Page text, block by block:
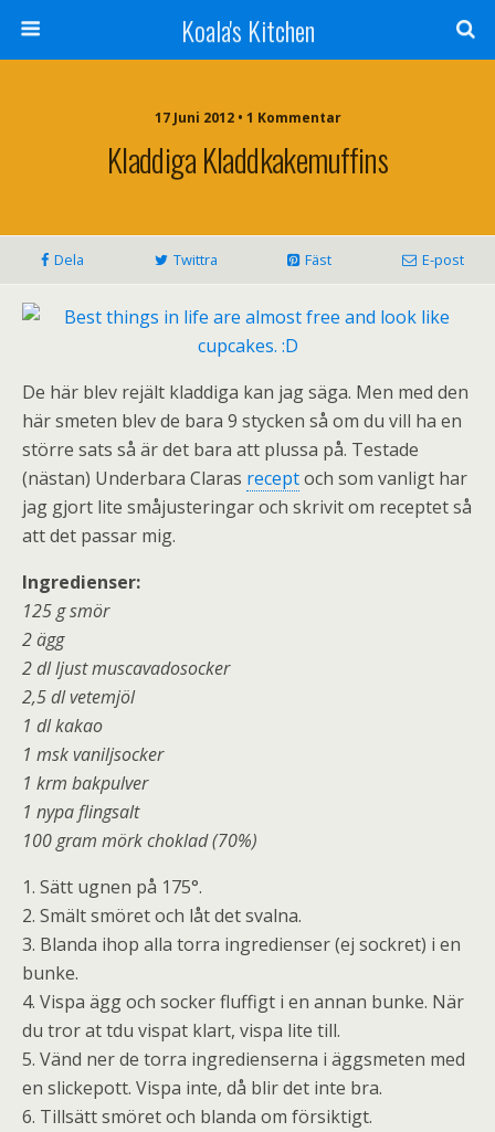
Koala's Kitchen
17 Juni 2012 • 1 Kommentar
Kladdiga Kladdkakemuffins
Dela Twittra Fäst E-post
De här blev rejält kladdiga kan jag säga. Men med den
här smeten blev de bara 9 stycken så om du vill ha en
större sats så är det bara att plussa på. Testade
(nästan) Underbara Claras receptoch som vanligt har
jag gjort lite småjusteringar och skrivit om receptet så
att det passar mig.
Ingredienser:
125 g smör
2 ägg
2 dl ljust muscavadosocker
2,5 dl vetemjöl
1 dl kakao
1 msk vaniljsocker
1 krm bakpulver
1 nypa flingsalt
100 gram mörk choklad (70%)
1. Sätt ugnen på 175°.
2. Smält smöret och låt det svalna.
3. Blanda ihop alla torra ingredienser (ej sockret) i en
bunke.
4. Vispa ägg och socker fluffigt i en annan bunke. När
du tror at tdu vispat klart, vispa lite till.
5. Vänd ner de torra ingredienserna i äggsmeten med
en slickepott. Vispa inte, då blir det inte bra.
6. Tillsätt smöret och blanda om försiktigt.